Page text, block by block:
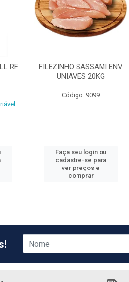
RF
FILEZINHO SASSAMI ENV
UNIAVES 20KG
Código: 9099
Faça seu login ou
cadastre-se para
ver preços e
comprar